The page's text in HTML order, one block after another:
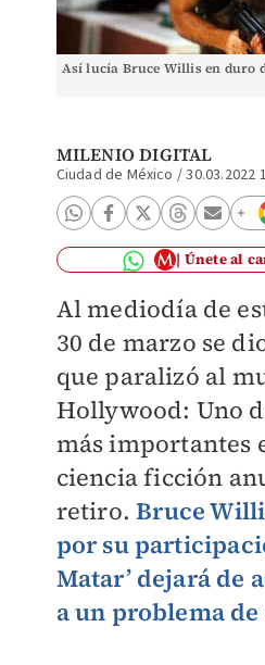
Así lucía Bruce Willis en duro
MILENIO DIGITAL
Ciudad de México /30.03.2022
Únete al
Al mediodía de
30 de marzo se
que paralizó al
Hollywood: Uno
más importantes
ciencia ficción
retiro.Bruce
por su
Matar’ dejará de
a un problema